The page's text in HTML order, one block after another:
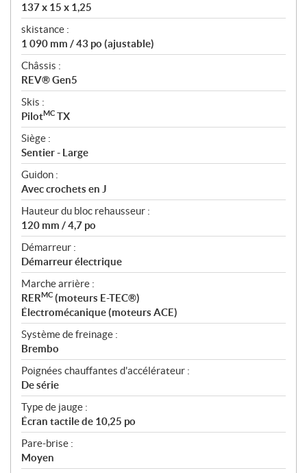
137 x 15 x 1,25
skistance :
1 090 mm / 43 po (ajustable)
Châssis :
REV® Gen5
Skis :
PilotMC TX
Siège :
Sentier - Large
Guidon :
Avec crochets en J
Hauteur du bloc rehausseur :
120 mm / 4,7 po
Démarreur :
Démarreur électrique
Marche arrière :
RERMC (moteurs E-TEC®)
Électromécanique (moteurs ACE)
Système de freinage :
Brembo
Poignées chauffantes d'accélérateur :
De série
Type de jauge :
Écran tactile de 10,25 po
Pare-brise :
Moyen